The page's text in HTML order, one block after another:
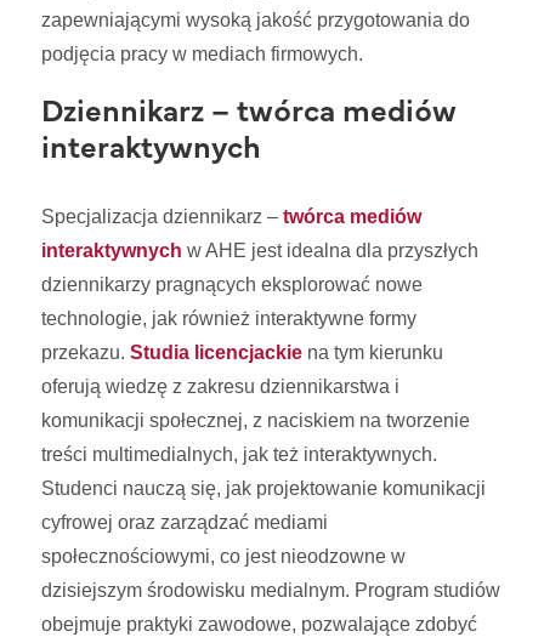
zapewniającymi wysoką jakość przygotowania do
podjęcia pracy w mediach firmowych.
Dziennikarz – twórca mediów
interaktywnych
Specjalizacja dziennikarz –twórca mediów
interaktywnych w AHE jest idealna dla przyszłych
dziennikarzy pragnących eksplorować nowe
technologie, jak również interaktywne formy
przekazu.Studia licencjackie na tym kierunku
oferują wiedzę z zakresu dziennikarstwa i
komunikacji społecznej, z naciskiem na tworzenie
treści multimedialnych, jak też interaktywnych.
Studenci nauczą się, jak projektowanie komunikacji
cyfrowej oraz zarządzać mediami
społecznościowymi, co jest nieodzowne w
dzisiejszym środowisku medialnym. Program studiów
obejmuje praktyki zawodowe, pozwalające zdobyć